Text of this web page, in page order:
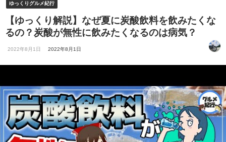
ゆっくりグルメ紀行
【ゆっくり解説】なぜ夏に炭酸飲料を飲みたくな
るの？炭酸が無性に飲みたくなるのは病気？
2022年8月1日 2022年8月1日